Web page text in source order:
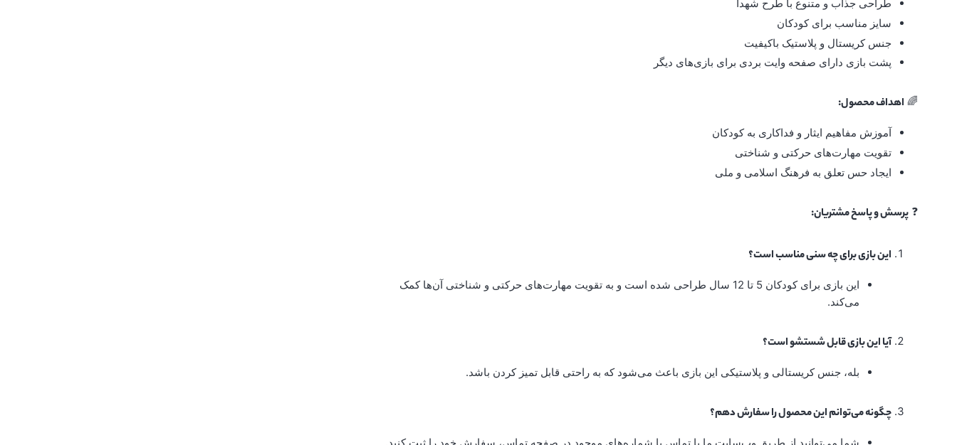
طراحی جذاب و متنوع با طرح شهدا
سایز مناسب برای کودکان
جنس کریستال و پلاستیک باکیفیت
پشت بازی دارای صفحه وایت بردی برای بازی‌های دیگر
🌈 اهداف محصول:
آموزش مفاهیم ایثار و فداکاری به کودکان
تقویت مهارت‌های حرکتی و شناختی
ایجاد حس تعلق به فرهنگ اسلامی و ملی
❓ پرسش و پاسخ مشتریان:
این بازی برای چه سنی مناسب است؟
این بازی برای کودکان 5 تا 12 سال طراحی شده است و به تقویت مهارت‌های حرکتی و شناختی آن‌ها کمک
می‌کند.
آیا این بازی قابل شستشو است؟
بله، جنس کریستالی و پلاستیکی این بازی باعث می‌شود که به راحتی قابل تمیز کردن باشد.
چگونه می‌توانم این محصول را سفارش دهم؟